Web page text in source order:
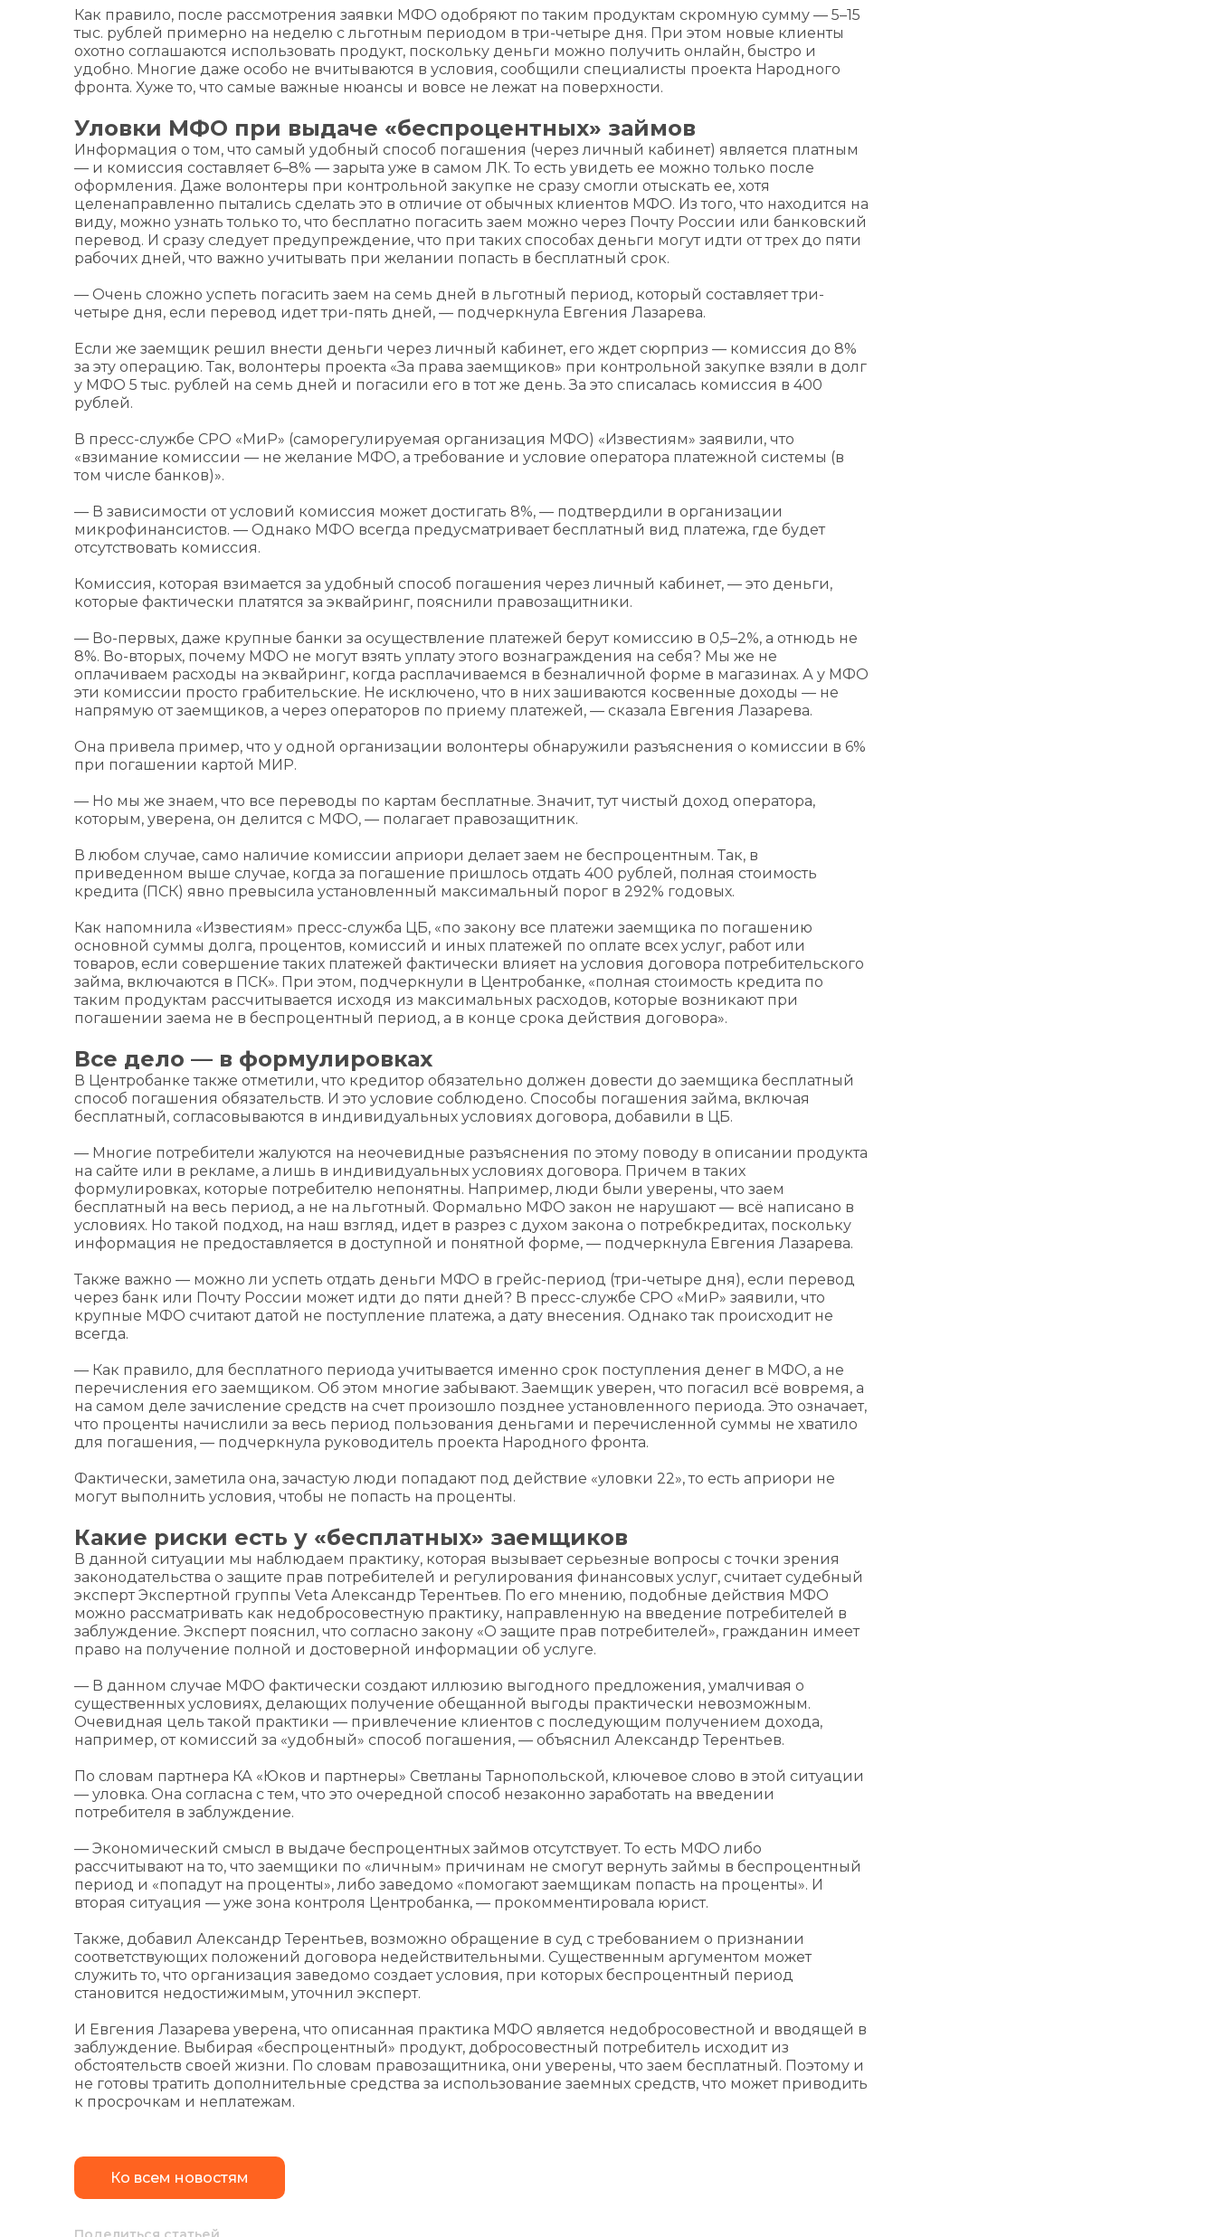
Как правило, после рассмотрения заявки МФО одобряют по таким продуктам скромную сумму — 5–15
тыс. рублей примерно на неделю с льготным периодом в три-четыре дня. При этом новые клиенты
охотно соглашаются использовать продукт, поскольку деньги можно получить онлайн, быстро и
удобно. Многие даже особо не вчитываются в условия, сообщили специалисты проекта Народного
фронта. Хуже то, что самые важные нюансы и вовсе не лежат на поверхности.
Уловки МФО при выдаче «беспроцентных» займов
Информация о том, что самый удобный способ погашения (через личный кабинет) является платным
— и комиссия составляет 6–8% — зарыта уже в самом ЛК. То есть увидеть ее можно только после
оформления. Даже волонтеры при контрольной закупке не сразу смогли отыскать ее, хотя
целенаправленно пытались сделать это в отличие от обычных клиентов МФО. Из того, что находится на
виду, можно узнать только то, что бесплатно погасить заем можно через Почту России или банковский
перевод. И сразу следует предупреждение, что при таких способах деньги могут идти от трех до пяти
рабочих дней, что важно учитывать при желании попасть в бесплатный срок.
— Очень сложно успеть погасить заем на семь дней в льготный период, который составляет три-
четыре дня, если перевод идет три-пять дней, — подчеркнула Евгения Лазарева.
Если же заемщик решил внести деньги через личный кабинет, его ждет сюрприз — комиссия до 8%
за эту операцию. Так, волонтеры проекта «За права заемщиков» при контрольной закупке взяли в долг
у МФО 5 тыс. рублей на семь дней и погасили его в тот же день. За это списалась комиссия в 400
рублей.
В пресс-службе СРО «МиР» (саморегулируемая организация МФО) «Известиям» заявили, что
«взимание комиссии — не желание МФО, а требование и условие оператора платежной системы (в
том числе банков)».
— В зависимости от условий комиссия может достигать 8%, — подтвердили в организации
микрофинансистов. — Однако МФО всегда предусматривает бесплатный вид платежа, где будет
отсутствовать комиссия.
Комиссия, которая взимается за удобный способ погашения через личный кабинет, — это деньги,
которые фактически платятся за эквайринг, пояснили правозащитники.
— Во-первых, даже крупные банки за осуществление платежей берут комиссию в 0,5–2%, а отнюдь не
8%. Во-вторых, почему МФО не могут взять уплату этого вознаграждения на себя? Мы же не
оплачиваем расходы на эквайринг, когда расплачиваемся в безналичной форме в магазинах. А у МФО
эти комиссии просто грабительские. Не исключено, что в них зашиваются косвенные доходы — не
напрямую от заемщиков, а через операторов по приему платежей, — сказала Евгения Лазарева.
Она привела пример, что у одной организации волонтеры обнаружили разъяснения о комиссии в 6%
при погашении картой МИР.
— Но мы же знаем, что все переводы по картам бесплатные. Значит, тут чистый доход оператора,
которым, уверена, он делится с МФО, — полагает правозащитник.
В любом случае, само наличие комиссии априори делает заем не беспроцентным. Так, в
приведенном выше случае, когда за погашение пришлось отдать 400 рублей, полная стоимость
кредита (ПСК) явно превысила установленный максимальный порог в 292% годовых.
Как напомнила «Известиям» пресс-служба ЦБ, «по закону все платежи заемщика по погашению
основной суммы долга, процентов, комиссий и иных платежей по оплате всех услуг, работ или
товаров, если совершение таких платежей фактически влияет на условия договора потребительского
займа, включаются в ПСК». При этом, подчеркнули в Центробанке, «полная стоимость кредита по
таким продуктам рассчитывается исходя из максимальных расходов, которые возникают при
погашении заема не в беспроцентный период, а в конце срока действия договора».
Все дело — в формулировках
В Центробанке также отметили, что кредитор обязательно должен довести до заемщика бесплатный
способ погашения обязательств. И это условие соблюдено. Способы погашения займа, включая
бесплатный, согласовываются в индивидуальных условиях договора, добавили в ЦБ.
— Многие потребители жалуются на неочевидные разъяснения по этому поводу в описании продукта
на сайте или в рекламе, а лишь в индивидуальных условиях договора. Причем в таких
формулировках, которые потребителю непонятны. Например, люди были уверены, что заем
бесплатный на весь период, а не на льготный. Формально МФО закон не нарушают — всё написано в
условиях. Но такой подход, на наш взгляд, идет в разрез с духом закона о потребкредитах, поскольку
информация не предоставляется в доступной и понятной форме, — подчеркнула Евгения Лазарева.
Также важно — можно ли успеть отдать деньги МФО в грейс-период (три-четыре дня), если перевод
через банк или Почту России может идти до пяти дней? В пресс-службе СРО «МиР» заявили, что
крупные МФО считают датой не поступление платежа, а дату внесения. Однако так происходит не
всегда.
— Как правило, для бесплатного периода учитывается именно срок поступления денег в МФО, а не
перечисления его заемщиком. Об этом многие забывают. Заемщик уверен, что погасил всё вовремя, а
на самом деле зачисление средств на счет произошло позднее установленного периода. Это означает,
что проценты начислили за весь период пользования деньгами и перечисленной суммы не хватило
для погашения, — подчеркнула руководитель проекта Народного фронта.
Фактически, заметила она, зачастую люди попадают под действие «уловки 22», то есть априори не
могут выполнить условия, чтобы не попасть на проценты.
Какие риски есть у «бесплатных» заемщиков
В данной ситуации мы наблюдаем практику, которая вызывает серьезные вопросы с точки зрения
законодательства о защите прав потребителей и регулирования финансовых услуг, считает судебный
эксперт Экспертной группы Veta Александр Терентьев. По его мнению, подобные действия МФО
можно рассматривать как недобросовестную практику, направленную на введение потребителей в
заблуждение. Эксперт пояснил, что согласно закону «О защите прав потребителей», гражданин имеет
право на получение полной и достоверной информации об услуге.
— В данном случае МФО фактически создают иллюзию выгодного предложения, умалчивая о
существенных условиях, делающих получение обещанной выгоды практически невозможным.
Очевидная цель такой практики — привлечение клиентов с последующим получением дохода,
например, от комиссий за «удобный» способ погашения, — объяснил Александр Терентьев.
По словам партнера КА «Юков и партнеры» Светланы Тарнопольской, ключевое слово в этой ситуации
— уловка. Она согласна с тем, что это очередной способ незаконно заработать на введении
потребителя в заблуждение.
— Экономический смысл в выдаче беспроцентных займов отсутствует. То есть МФО либо
рассчитывают на то, что заемщики по «личным» причинам не смогут вернуть займы в беспроцентный
период и «попадут на проценты», либо заведомо «помогают заемщикам попасть на проценты». И
вторая ситуация — уже зона контроля Центробанка, — прокомментировала юрист.
Также, добавил Александр Терентьев, возможно обращение в суд с требованием о признании
соответствующих положений договора недействительными. Существенным аргументом может
служить то, что организация заведомо создает условия, при которых беспроцентный период
становится недостижимым, уточнил эксперт.
И Евгения Лазарева уверена, что описанная практика МФО является недобросовестной и вводящей в
заблуждение. Выбирая «беспроцентный» продукт, добросовестный потребитель исходит из
обстоятельств своей жизни. По словам правозащитника, они уверены, что заем бесплатный. Поэтому и
не готовы тратить дополнительные средства за использование заемных средств, что может приводить
к просрочкам и неплатежам.
Ко всем новостям